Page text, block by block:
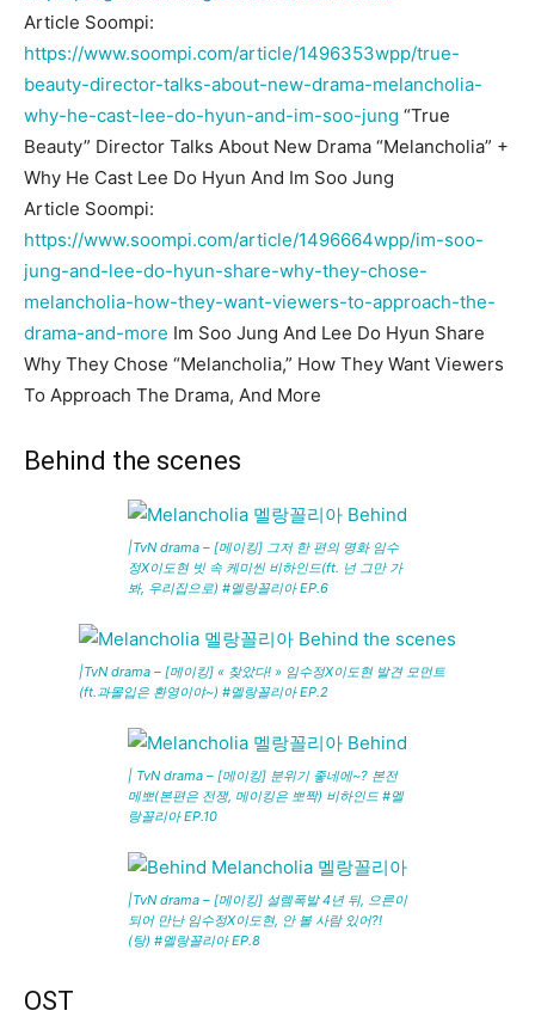
Article Soompi:
https://www.soompi.com/article/1496353wpp/true-
beauty-director-talks-about-new-drama-melancholia-
why-he-cast-lee-do-hyun-and-im-soo-jung “True
Beauty” Director Talks About New Drama “Melancholia” +
Why He Cast Lee Do Hyun And Im Soo Jung
Article Soompi:
https://www.soompi.com/article/1496664wpp/im-soo-
jung-and-lee-do-hyun-share-why-they-chose-
melancholia-how-they-want-viewers-to-approach-the-
drama-and-more Im Soo Jung And Lee Do Hyun Share
Why They Chose “Melancholia,” How They Want Viewers
To Approach The Drama, And More
Behind the scenes
|TvN drama – [메이킹] 그저 한 편의 명화 임수
정X이도현 빗 속 케미씬 비하인드(ft. 넌 그만 가
봐, 우리집으로) #멜랑꼴리아 EP.6
|TvN drama – [메이킹] « 찾았다! » 임수정X이도현 발견 모먼트
(ft.과몰입은 환영이야~) #멜랑꼴리아 EP.2
| TvN drama – [메이킹] 분위기 좋네에~? 본전
메뽀(본편은 전쟁, 메이킹은 뽀짝) 비하인드 #멜
랑꼴리아 EP.10
|TvN drama – [메이킹] 설렘폭발 4년 뒤, 으른이
되어 만난 임수정X이도현, 안 볼 사람 있어?!
(탕) #멜랑꼴리아 EP.8
OST